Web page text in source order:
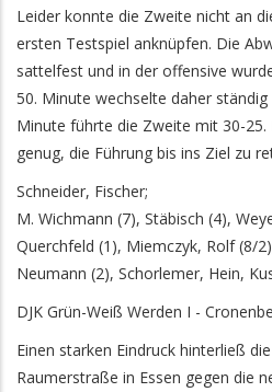
Leider konnte die Zweite nicht an
ersten Testspiel anknüpfen. Die
sattelfest und in der offensive
50. Minute wechselte daher ständig
Minute führte die Zweite mit 30-
genug, die Führung bis ins Ziel zu
Schneider, Fischer;
M. Wichmann (7), Stäbisch (4),
Querchfeld (1), Miemczyk, Rolf (8/
Neumann (2), Schorlemer, Hein,
DJK Grün-Weiß Werden I -
Einen starken Eindruck hinterließ
Raumerstraße in Essen gegen die